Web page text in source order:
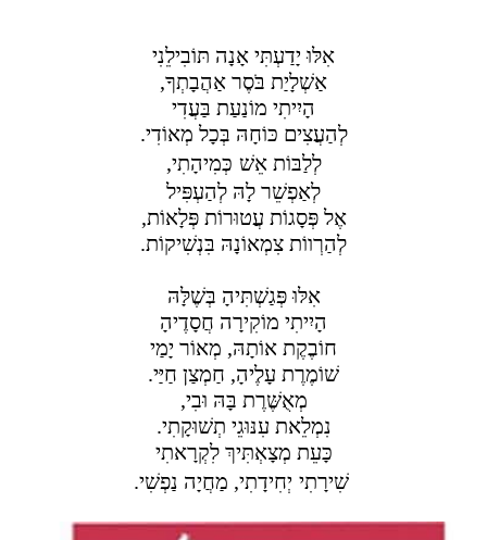
אִלּוּ יָדַעְתִּי אָנָה תּוֹבִילֵנִי
אַשְׁלָיַת בֹּסֶר אַהֲבָתְךָ,
הָיִיתִי מוֹנַעַת בַּעֲדִי
לְהַעֲצִים כּוֹחָהּ בְּכָל מְאוֹדִי.
לְלַבּוֹת אֵשׁ כְּמִיהָתִי,
לְאַפְשֵׁר לָהּ לְהַעְפִּיל
אֶל פְּסָגוֹת עֲטוּרוֹת פְּלָאוֹת,
לְהַרְווֹת צִמְאוֹנָהּ בִּנְשִׁיקוֹת.
אִלּוּ פְּגַשְׁתִּיהָ בְּשֶׁלָּהּ
הָיִיתִי מוֹקִירָה חֲסָדֶיהָ
חוֹבֶקֶת אוֹתָהּ, מְאוֹר יָמַי
שׁוֹמֶרֶת עָלֶיהָ, חַמְצַן חַיַּי.
מְאֻשֶּׁרֶת בָּהּ וּבִי,
נִמְלֵאת עִנּוּגֵי תְשׁוּקָתִי.
כָּעֵת מְצָאְתִּיךְ לִקְרָאתִי
שִׁירָתִי יְחִידָתִי, מַחֲיָה נַפְשִׁי.